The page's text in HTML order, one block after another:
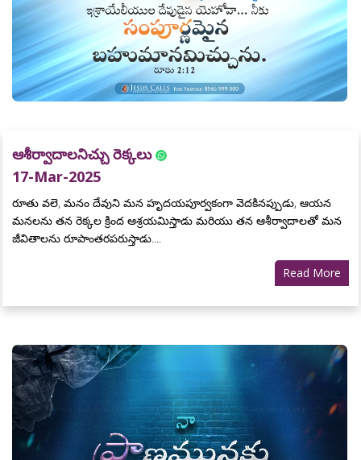
ఆశీర్వాదాలనిచ్చు రెక్కలు
17-Mar-2025
రూతు వలె, మనం దేవుని మన హృదయపూర్వకంగా వెదకినప్పుడు, ఆయన
మనలను తన రెక్కల క్రింద ఆశ్రయమిస్తాడు మరియు తన ఆశీర్వాదాలతో మన
జీవితాలను రూపాంతరపరుస్తాడు....
Read More